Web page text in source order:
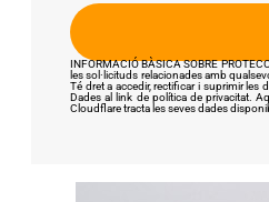
INFORMACIÓ BÀSICA SOBRE
les sol·licituds relacionades amb
Té dret a accedir, rectificar i suprimir
Dades al link de política de privacitat.
Cloudflare tracta les seves dades